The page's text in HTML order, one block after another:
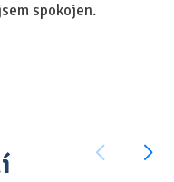
spokojen.